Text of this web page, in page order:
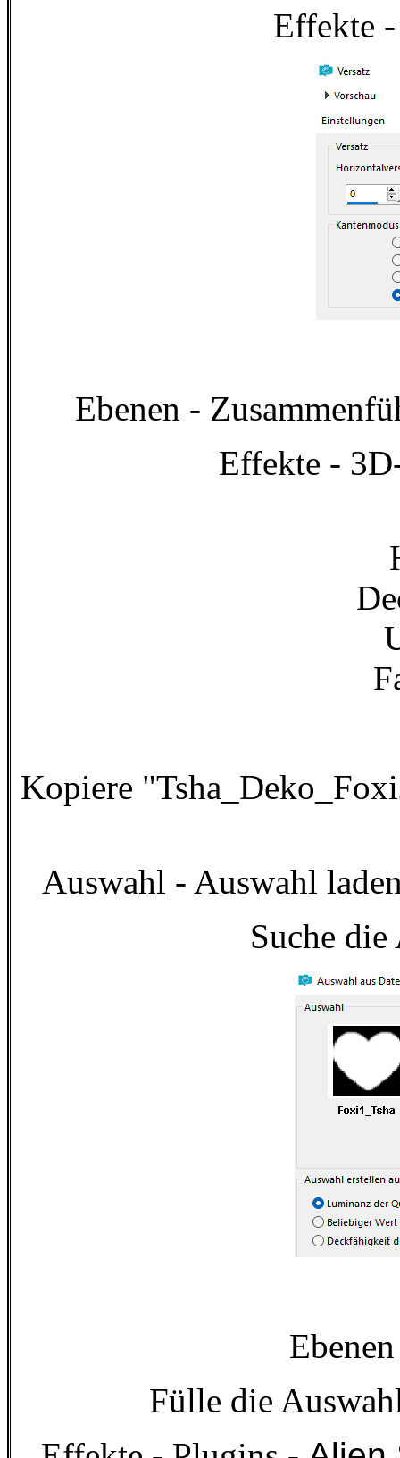
Effekte
Ebenen -
Effekte -
Kopiere
Auswahl - Auswahl
Suche
Fülle die